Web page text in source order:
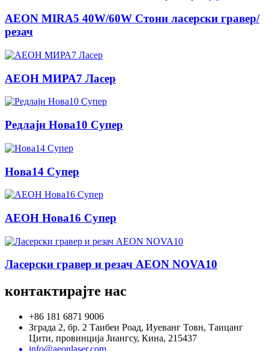
AEON MIRA5 40W/60W Стони ласерски гравер/
резач
АЕОН МИРА7 Ласер
Редлајн Нова10 Супер
Нова14 Супер
АЕОН Нова16 Супер
Ласерски гравер и резач AEON NOVA10
контактирајте нас
+86 181 6871 9006
Зграда 2, бр. 2 Таибеи Роад, Иуеванг Товн, Таицанг
Цити, провинција Јиангсу, Кина, 215437